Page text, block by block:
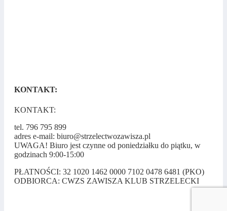
KONTAKT:
KONTAKT:
tel. 796 795 899
adres e-mail: biuro@strzelectwozawisza.pl
UWAGA! Biuro jest czynne od poniedziałku do piątku, w
godzinach 9:00-15:00
PŁATNOŚCI: 32 1020 1462 0000 7102 0478 6481 (PKO)
ODBIORCA: CWZS ZAWISZA KLUB STRZELECKI